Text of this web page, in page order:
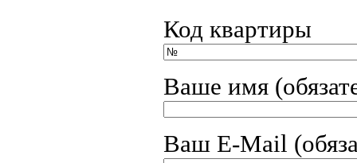
Код квартиры
Ваше имя
Ваш E-Mail